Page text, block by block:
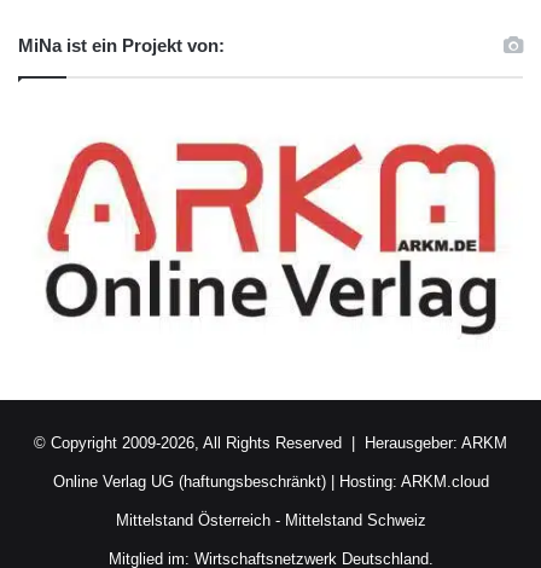
MiNa ist ein Projekt von:
© Copyright 2009-2026, All Rights Reserved | Herausgeber: ARKM
Online Verlag UG (haftungsbeschränkt)| Hosting: ARKM.cloud
Mittelstand Österreich- Mittelstand Schweiz
Mitglied im: Wirtschaftsnetzwerk Deutschland.